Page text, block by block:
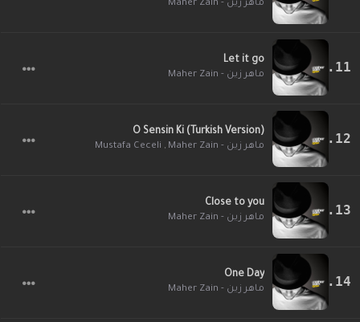
ماهر زين - Maher Zain
Let it go
ماهر زين - Maher Zain
O Sensin Ki (Turkish Version)
ماهر زين - Maher Zain ,
Mustafa Ceceli
Close to you
ماهر زين - Maher Zain
One Day
ماهر زين - Maher Zain